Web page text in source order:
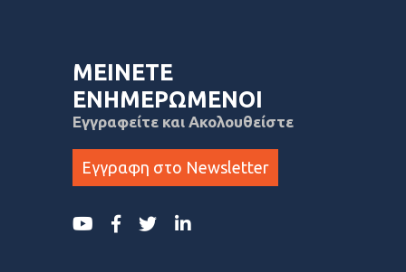
ΜΕΙΝΕΤΕ
ΕΝΗΜΕΡΩΜΕΝΟΙ
Εγγραφείτε και Ακολουθείστε
Εγγραφη στο Newsletter